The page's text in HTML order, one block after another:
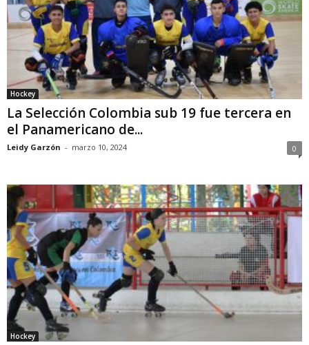
Hockey
La Selección Colombia sub 19 fue tercera en
el Panamericano de...
Leidy Garzón - marzo 10, 2024 0
Hockey